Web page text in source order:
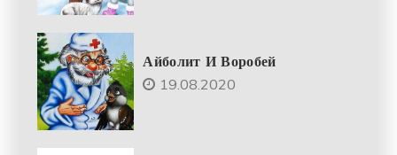
Айболит И Воробей
19.08.2020